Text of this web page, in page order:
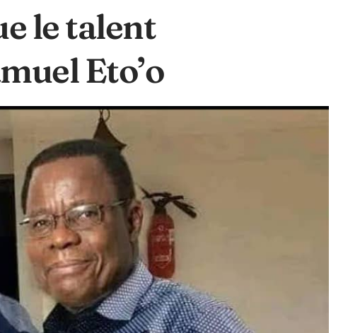
le talent
Eto’o